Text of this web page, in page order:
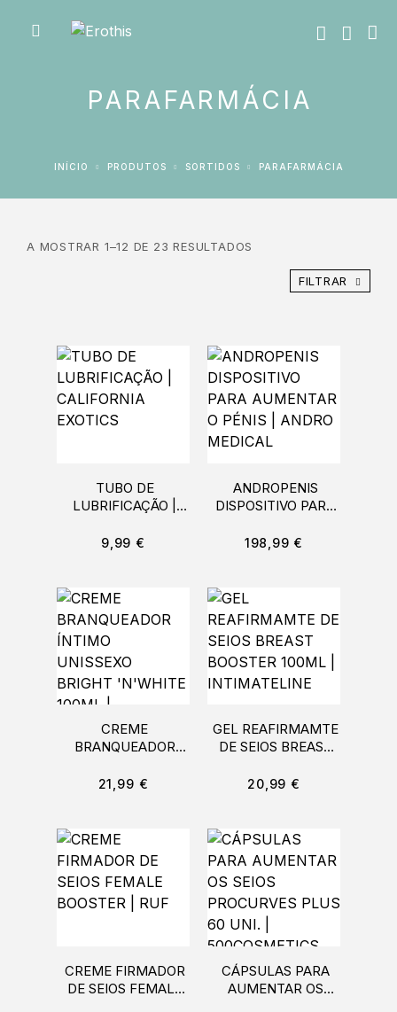
PARAFARMÁCIA
INÍCIO PRODUTOS SORTIDOS PARAFARMÁCIA
A MOSTRAR 1–12 DE 23 RESULTADOS
FILTRAR
TUBO DE
LUBRIFICAÇÃO |
EXOTICS
9,99 €
ANDROPENIS
DISPOSITIVO PARA
| ANDRO MEDICAL
198,99 €
CREME
BRANQUEADOR
BRIGHT ‘N’WHITE
21,99 €
GEL REAFIRMAMTE
DE SEIOS BREAST
INTIMATELINE
20,99 €
CREME FIRMADOR
DE SEIOS FEMALE
CÁPSULAS PARA
AUMENTAR OS